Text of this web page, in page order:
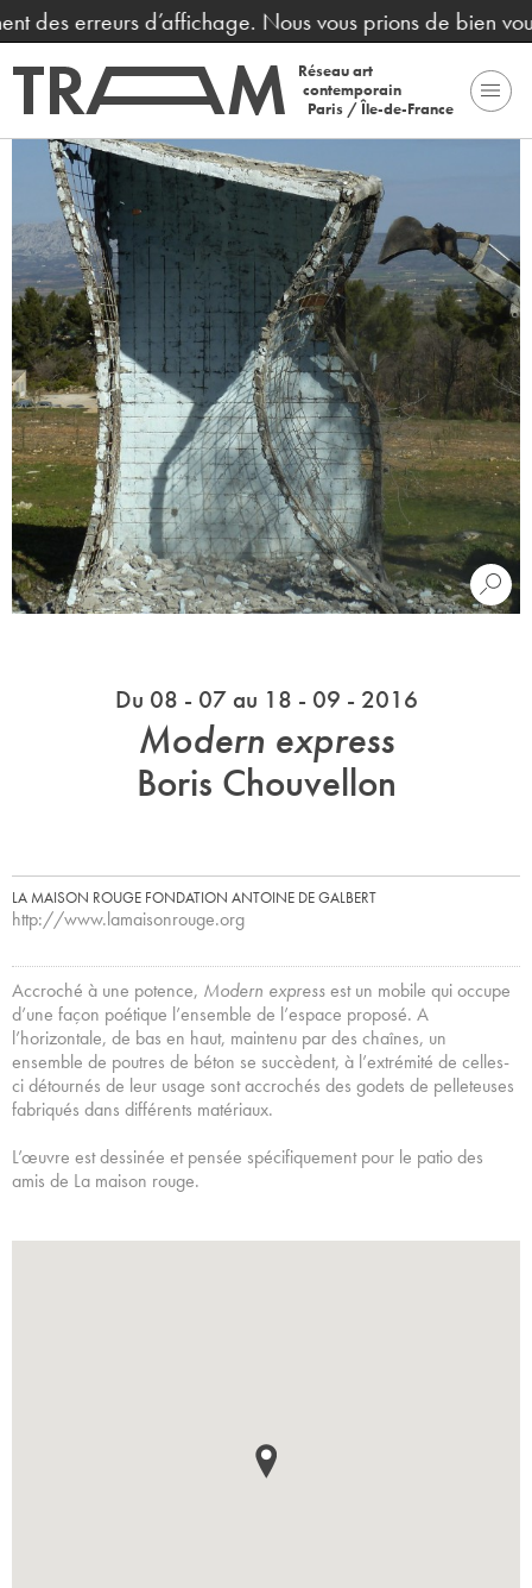
des erreurs d’affichage. Nous vous prions de bien
Réseau art
contemporain
Paris / Île-de-France
Du 08 - 07 au 18 - 09 - 2016
Modern express
Boris Chouvellon
LA MAISON ROUGE FONDATION ANTOINE DE GALBERT
http://www.lamaisonrouge.org
Accroché à une potence, Modern expressest un mobile qui occupe
d’une façon poétique l’ensemble de l’espace proposé. A
l’horizontale, de bas en haut, maintenu par des chaînes, un
ensemble de poutres de béton se succèdent, à l’extrémité de celles-
ci détournés de leur usage sont accrochés des godets de pelleteuses
fabriqués dans différents matériaux.
L’œuvre est dessinée et pensée spécifiquement pour le patio des
amis de La maison rouge.